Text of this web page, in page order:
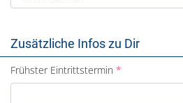
Zusätzliche Infos zu Dir
Frühster Eintrittstermin